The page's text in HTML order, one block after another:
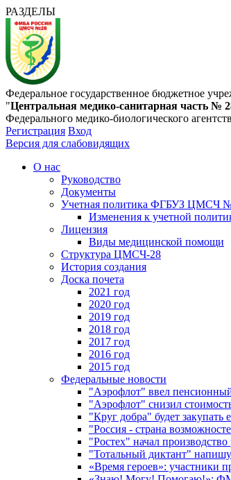
РАЗДЕЛЫ
Федеральное государственное бюджетное
"Центральная медико-санитарная часть №
Федерального медико-биологического
Регистрация Вход
Версия для слабовидящих
О нас
Руководство
Документы
Учетная политика ФГБУЗ ЦМСЧ
Изменения к учетной
Лицензия
Виды медицинской помощи
Структура ЦМСЧ-28
История создания
Доска почета
2021 год
2020 год
2019 год
2018 год
2017 год
2016 год
2015 год
Федеральные новости
"Аэрофлот" ввел
"Аэрофлот" снизил
"Круг добра" будет закупать
"Россия - страна
"Ростех" начал
"Тотальный диктант"
«Время героев»: участники